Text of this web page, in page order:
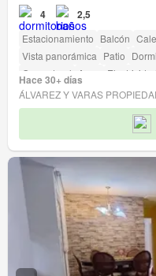
4 2,5
Estacionamiento Balcón
Vista panorámica Patio
Gas natural
Agua Electricidad
Seguridad Piscina Área para
Caseta de vigilancia
Hace 30+ días
ÁLVAREZ Y VARAS